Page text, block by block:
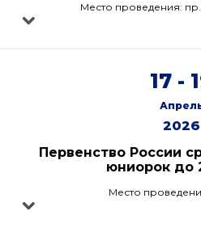
Место проведения:
17 -
2026
Первенство России
юниорок до
Место